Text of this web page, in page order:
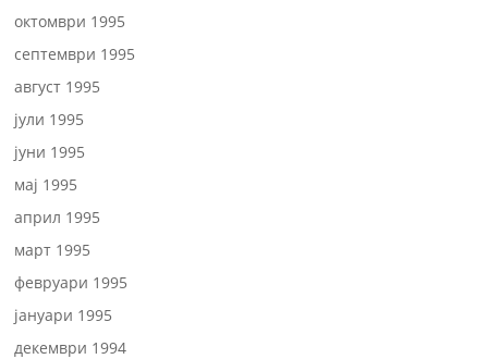
октомври 1995
септември 1995
август 1995
јули 1995
јуни 1995
мај 1995
април 1995
март 1995
февруари 1995
јануари 1995
декември 1994